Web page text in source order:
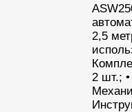
2,5
2 шт.;